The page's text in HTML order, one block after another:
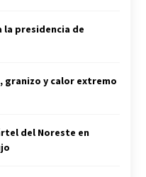
la presidencia de
granizo y calor extremo
del Noreste en